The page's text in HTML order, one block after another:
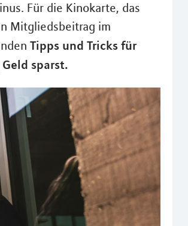
Für die Kinokarte, das
Mitgliedsbeitrag im
Tipps und Tricks für
sparst.